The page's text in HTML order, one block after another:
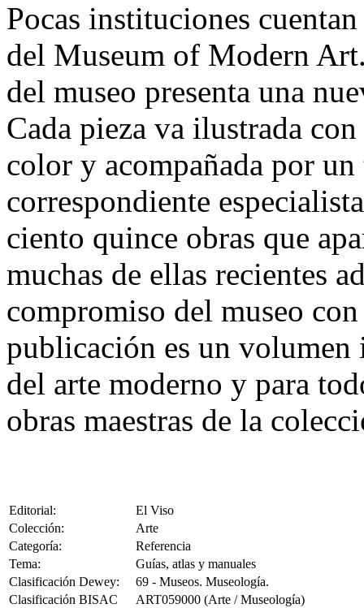
Pocas instituciones
del Museum of Modern
del museo presenta una
Cada pieza va ilustrada
color y acompañada por
correspondiente
ciento quince obras que
muchas de ellas recientes
compromiso del museo
publicación es un volumen
del arte moderno y para
obras maestras de la
Editorial:
El Viso
Colección:
Arte
Categoría:
Referencia
Tema:
Guías, atlas y manuales
Clasificación Dewey:
69 - Museos. Museología.
Clasificación BISAC
ART059000 (Arte / Museología)